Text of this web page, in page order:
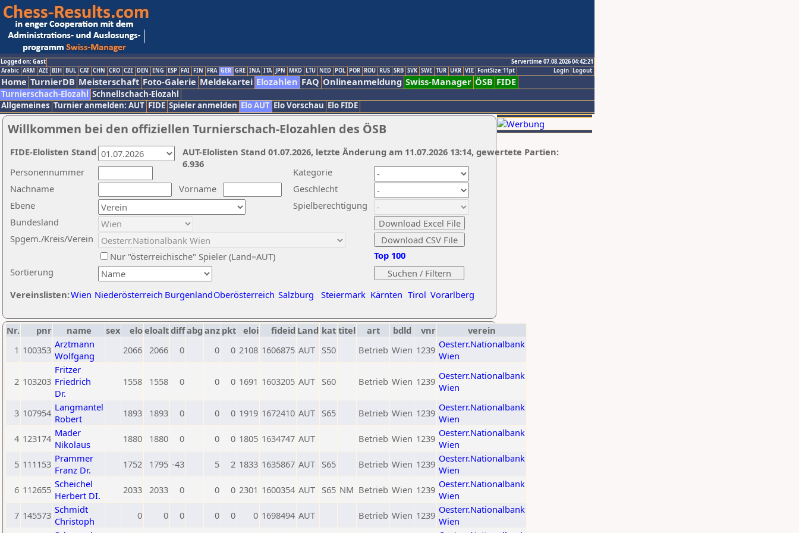
Logged on: Gast
Servertime 07.08.2026 04:42:21
Logout
Login
Arabic ARM AZE BIH BUL CAT CHN CRO CZE DEN ENG ESP FAI FIN FRA GER GRE INA ITA JPN MKD LTU NED POL POR ROU RUS SRB SVK SWE TUR UKR VIE FontSize:11pt
Home TurnierDB Meisterschaft Foto-Galerie Meldekartei Elozahlen FAQ Onlineanmeldung Swiss-Manager ÖSB FIDE
Turnierschach-Elozahl Schnellschach-Elozahl
Allgemeines Turnier anmelden: AUT FIDE Spieler anmelden Elo AUT Elo Vorschau Elo FIDE
Willkommen bei den offiziellen Turnierschach-Elozahlen des ÖSB
Nachname
Vorname
Ebene
Kategorie
Sortierung
Personennummer
Bundesland
Spgem./Kreis/Verein
Geschlecht
Nur "österreichische" Spieler (Land=AUT)
Spielberechtigung
Vereinslisten:Wien Niederösterreich BurgenlandOberösterreich Salzburg Steiermark Kärnten Tirol Vorarlberg
Top 100
AUT-Elolisten Stand 01.07.2026, letzte Änderung am 11.07.2026 13:14, gewertete Partien:
6.936
FIDE-Elolisten Stand
Nr. pnr name sex eloeloaltdiffabg anz pkt eloi fideid Land kat titel art bdld vnr
verein
1 100353 Arztmann
Wolfgang
2066 2066 0 0 0 2108 1606875 AUT S50 Betrieb Wien 1239 Oesterr.Nationalbank
Wien
2 103203
Fritzer
Friedrich
Dr.
1558 1558 0 0 0 1691 1603205 AUT S60 Betrieb Wien 1239 Oesterr.Nationalbank
Wien
3 107954 Langmantel
Robert
1893 1893 0 0 0 1919 1672410 AUT S65 Betrieb Wien 1239 Oesterr.Nationalbank
Wien
4 123174 Mader
Nikolaus
1880 1880 0 0 0 1805 1634747 AUT Betrieb Wien 1239 Oesterr.Nationalbank
Wien
5 111153 Prammer
Franz Dr.
1752 1795 -43 5 2 1833 1635867 AUT S65 Betrieb Wien 1239 Oesterr.Nationalbank
Wien
6 112655 Scheichel
Herbert DI.
2033 2033 0 0 0 2301 1600354 AUT S65 NM Betrieb Wien 1239 Oesterr.Nationalbank
Wien
7 145573 Schmidt
Christoph
0 0 0 0 0 0 1698494 AUT Betrieb Wien 1239 Oesterr.Nationalbank
Wien